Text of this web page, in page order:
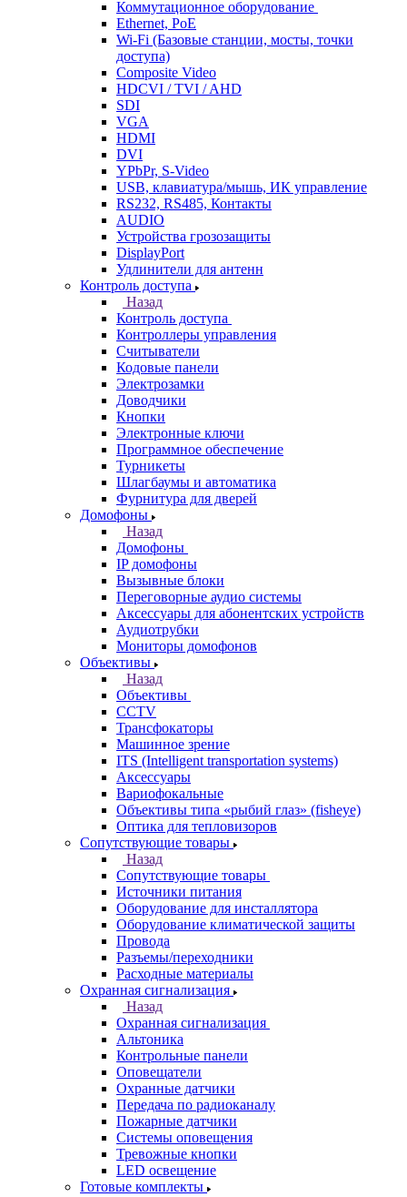
Коммутационное оборудование
Ethernet, PoE
Wi-Fi (Базовые станции, мосты, точки
доступа)
Composite Video
HDCVI / TVI / AHD
SDI
VGA
HDMI
DVI
YPbPr, S-Video
USB, клавиатура/мышь, ИК управление
RS232, RS485, Контакты
AUDIO
Устройства грозозащиты
DisplayPort
Удлинители для антенн
Контроль доступа
Назад
Контроль доступа
Контроллеры управления
Считыватели
Кодовые панели
Электрозамки
Доводчики
Кнопки
Электронные ключи
Программное обеспечение
Турникеты
Шлагбаумы и автоматика
Фурнитура для дверей
Домофоны
Назад
Домофоны
IP домофоны
Вызывные блоки
Переговорные аудио системы
Аксессуары для абонентских устройств
Аудиотрубки
Мониторы домофонов
Объективы
Назад
Объективы
CCTV
Трансфокаторы
Машинное зрение
ITS (Intelligent transportation systems)
Аксессуары
Вариофокальные
Объективы типа «рыбий глаз» (fisheye)
Оптика для тепловизоров
Сопутствующие товары
Назад
Сопутствующие товары
Источники питания
Оборудование для инсталлятора
Оборудование климатической защиты
Провода
Разъемы/переходники
Расходные материалы
Охранная сигнализация
Назад
Охранная сигнализация
Альтоника
Контрольные панели
Оповещатели
Охранные датчики
Передача по радиоканалу
Пожарные датчики
Системы оповещения
Тревожные кнопки
LED освещение
Готовые комплекты